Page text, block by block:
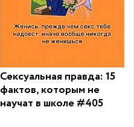
Сексуальная правда: 15
фактов, которым не
научат в школе #405